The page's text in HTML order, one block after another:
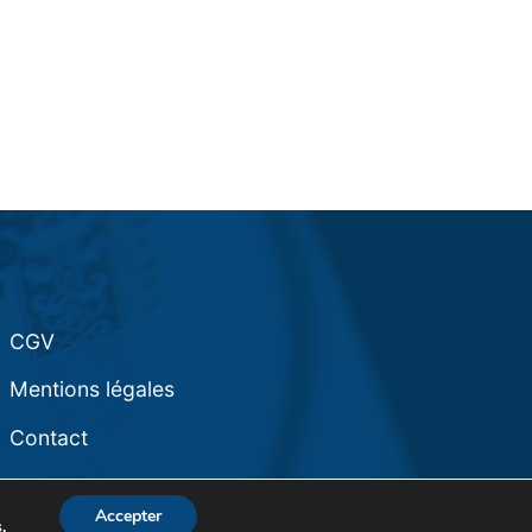
CGV
Mentions légales
Contact
. Accepter